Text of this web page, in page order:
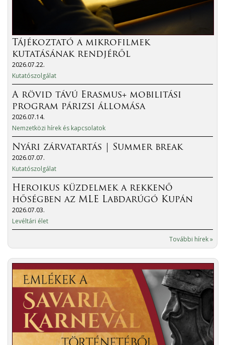
Tájékoztató a mikrofilmek
kutatásának rendjéről
2026.07.22.
Kutatószolgálat
A rövid távú Erasmus+ mobilitási
program párizsi állomása
2026.07.14.
Nemzetközi hírek és kapcsolatok
Nyári zárvatartás | Summer break
2026.07.07.
Kutatószolgálat
Heroikus küzdelmek a rekkenő
hőségben az MLE Labdarúgó Kupán
2026.07.03.
Levéltári élet
További hírek »